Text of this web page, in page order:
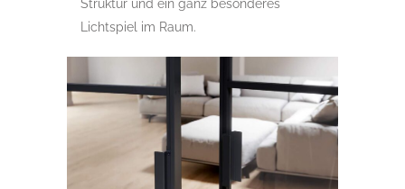
Struktur und ein ganz besonderes
Lichtspiel im Raum.